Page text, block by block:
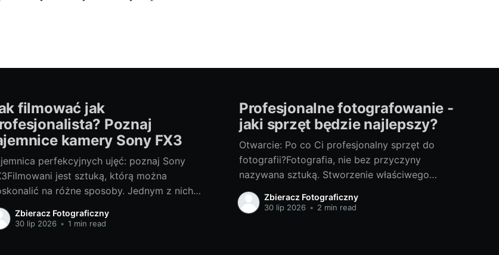
filmować jak
Poznaj
kamery Sony FX3
perfekcyjnych ujęć: poznaj Sony
jest sztuką, którą można
na różne sposoby. Jednym z nich
wybór odpowiedniego sprzętu. Dziś,
przedstawić Ci niesamowite
Zbieracz Fotograficzny
30 lip 2026 • 1 min read
Profesjonalne fotografowanie -
jaki sprzęt będzie najlepszy?
Otwarcie: Po co Ci profesjonalny sprzęt do
fotografii?Fotografia, nie bez przyczyny
nazywana sztuką. Stworzenie właściwego
kadru, złapanie emocji czy okiełznanie światła
to tylko początek fascynującej drogi po
Zbieracz Fotograficzny
30 lip 2026 • 2 min read